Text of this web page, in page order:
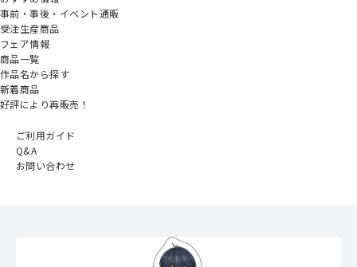
事前・事後・イベント通販
受注生産商品
フェア情報
商品一覧
作品名から探す
新着商品
好評により再販売！
ご利用ガイド
Q&A
お問い合わせ